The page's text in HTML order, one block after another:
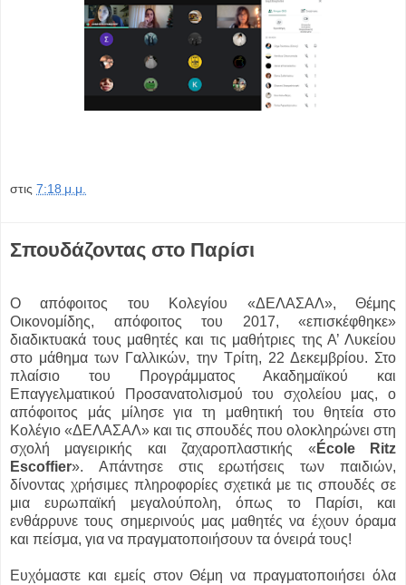
στις 7:18 μ.μ.
Σπουδάζοντας στο Παρίσι
Ο απόφοιτος του Κολεγίου «ΔΕΛΑΣΑΛ», Θέμης
Οικονομίδης, απόφοιτος του 2017, «επισκέφθηκε»
διαδικτυακά τους μαθητές και τις μαθήτριες της Α’ Λυκείου
στο μάθημα των Γαλλικών, την Τρίτη, 22 Δεκεμβρίου. Στο
πλαίσιο του Προγράμματος Ακαδημαϊκού και
Επαγγελματικού Προσανατολισμού του σχολείου μας, ο
απόφοιτος μάς μίλησε για τη μαθητική του θητεία στο
Κολέγιο «ΔΕΛΑΣΑΛ» και τις σπουδές που ολοκληρώνει στη
σχολή μαγειρικής και ζαχαροπλαστικής « École Ritz
Escoffier». Απάντησε στις ερωτήσεις των παιδιών,
δίνοντας χρήσιμες πληροφορίες σχετικά με τις σπουδές σε
μια ευρωπαϊκή μεγαλούπολη, όπως το Παρίσι, και
ενθάρρυνε τους σημερινούς μας μαθητές να έχουν όραμα
και πείσμα, για να πραγματοποιήσουν τα όνειρά τους!
Ευχόμαστε και εμείς στον Θέμη να πραγματοποιήσει όλα